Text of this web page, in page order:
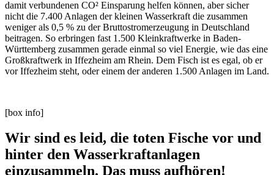
damit verbundenen CO² Einsparung helfen können, aber sicher
nicht die 7.400 Anlagen der kleinen Wasserkraft die zusammen
weniger als 0,5 % zu der Bruttostromerzeugung in Deutschland
beitragen. So erbringen fast 1.500 Kleinkraftwerke in Baden-
Württemberg zusammen gerade einmal so viel Energie, wie das eine
Großkraftwerk in Iffezheim am Rhein. Dem Fisch ist es egal, ob er
vor Iffezheim steht, oder einem der anderen 1.500 Anlagen im Land.
[box info]
Wir sind es leid, die toten Fische vor und
hinter den Wasserkraftanlagen
einzusammeln. Das muss aufhören!